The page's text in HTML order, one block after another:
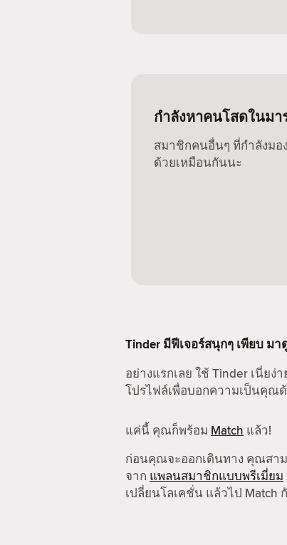
กำลังหาคนโสดในมา
สมาชิกคนอื่นๆ ที่กำลังมอ
ด้วยเหมือนกันนะ
Tinder มีฟีเจอร์สนุกๆ เพียบ ม
อย่างแรกเลย ใช้ Tinder เนี่ยง่
โปรไฟล์เพื่อบอกความเป็นคุณ
แค่นี้ คุณก็พร้อม Match แล้ว!
ก่อนคุณจะออกเดินทาง คุณสา
จาก แพลนสมาชิกแบบพรีเมี่ยม
เปลี่ยนโลเคชั่น แล้วไป Match